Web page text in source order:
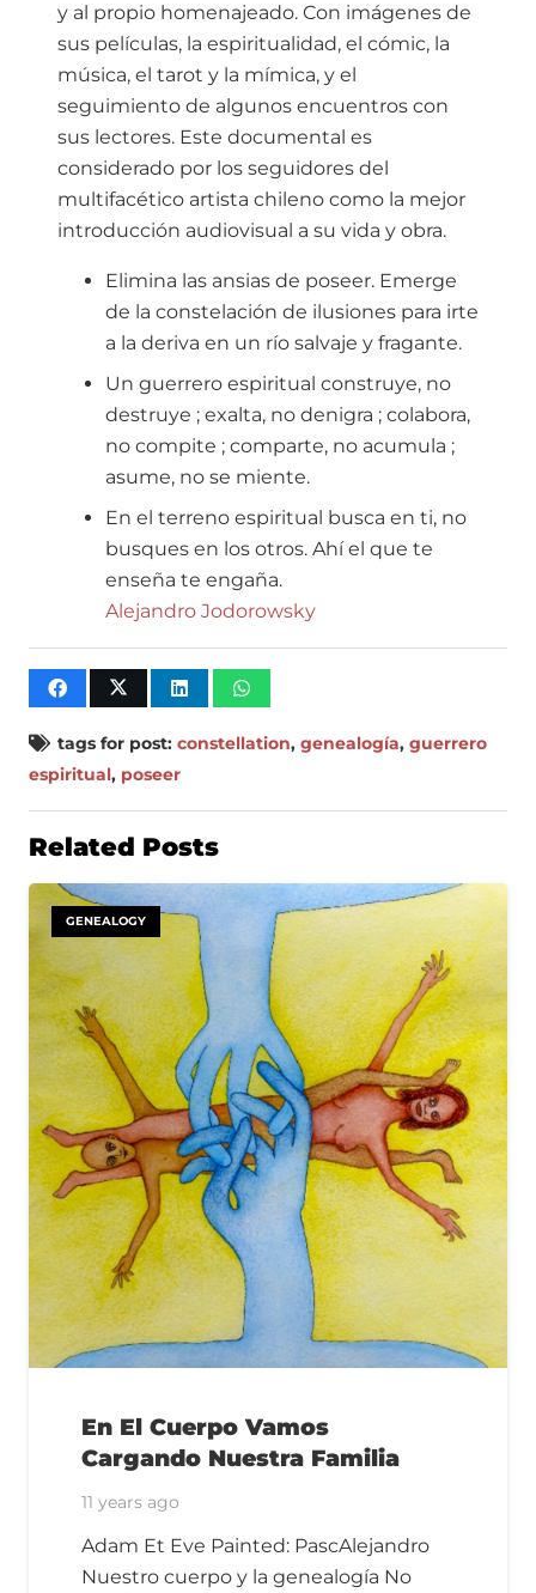
y al propio homenajeado. Con imágenes de
sus películas, la espiritualidad, el cómic, la
música, el tarot y la mímica, y el
seguimiento de algunos encuentros con
sus lectores. Este documental es
considerado por los seguidores del
multifacético artista chileno como la mejor
introducción audiovisual a su vida y obra.
Elimina las ansias de poseer. Emerge
de la constelación de ilusiones para irte
a la deriva en un río salvaje y fragante.
Un guerrero espiritual construye, no
destruye ; exalta, no denigra ; colabora,
no compite ; comparte, no acumula ;
asume, no se miente.
En el terreno espiritual busca en ti, no
busques en los otros. Ahí el que te
enseña te engaña.
Alejandro Jodorowsky
tags for post: constellation, genealogía, guerrero
espiritual, poseer
Related Posts
GENEALOGY
En El Cuerpo Vamos
Cargando Nuestra Familia
11 years ago
Adam Et Eve Painted: PascAlejandro
Nuestro cuerpo y la genealogía No